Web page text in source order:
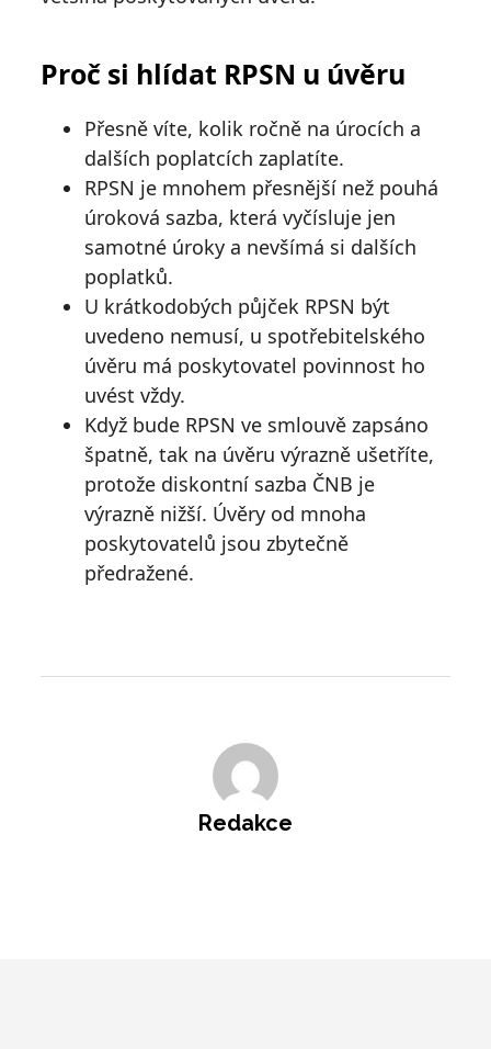
Proč si hlídat RPSN u úvěru
Přesně víte, kolik ročně na úrocích a
dalších poplatcích zaplatíte.
RPSN je mnohem přesnější než pouhá
úroková sazba, která vyčísluje jen
samotné úroky a nevšímá si dalších
poplatků.
U krátkodobých půjček RPSN být
uvedeno nemusí, u spotřebitelského
úvěru má poskytovatel povinnost ho
uvést vždy.
Když bude RPSN ve smlouvě zapsáno
špatně, tak na úvěru výrazně ušetříte,
protože diskontní sazba ČNB je
výrazně nižší. Úvěry od mnoha
poskytovatelů jsou zbytečně
předražené.
Redakce